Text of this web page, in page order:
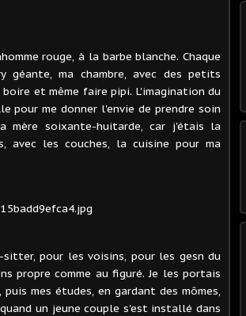
rouge, à la barbe blanche. Chaque
géante, ma chambre, avec des petits
et même faire pipi. L'imagination du
pour me donner l'envie de prendre soin
mère soixante-huitarde, car j'étais la
avec les couches, la cuisine pour ma
pour les voisins, pour les gesn du
propre comme au figuré. Je les portais
mes études, en gardant des mômes,
un jeune couple s'est installé dans